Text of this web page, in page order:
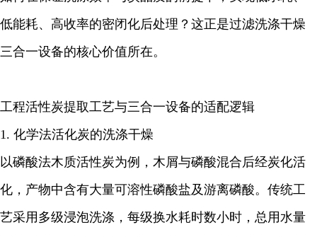
低能耗、高收率的密闭化后处理？这正是过滤洗涤干燥
三合一设备的核心价值所在。
工程活性炭提取工艺与三合一设备的适配逻辑
1. 化学法活化炭的洗涤干燥
以磷酸法木质活性炭为例，木屑与磷酸混合后经炭化活
化，产物中含有大量可溶性磷酸盐及游离磷酸。传统工
艺采用多级浸泡洗涤，每级换水耗时数小时，总用水量